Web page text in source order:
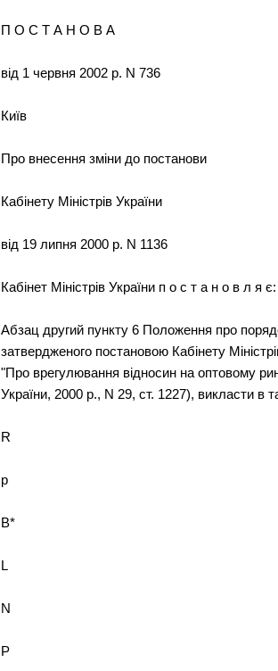
П О С Т А Н О В А
від 1 червня 2002 р. N 736
Київ
Про внесення зміни до постанови
Кабінету Міністрів України
від 19 липня 2000 р. N 1136
Кабінет Міністрів України п о с т а н о в л я є:
Абзац другий пункту 6 Положення про
затвердженого постановою Кабінету
"Про врегулювання відносин на оптовому
України, 2000 р., N 29, ст. 1227), викласти в
R
p
B*
L
N
P